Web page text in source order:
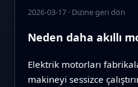
2026-03-17· Dizine geri dön
Neden daha akıllı
Elektrik motorları
makineyi sessizce